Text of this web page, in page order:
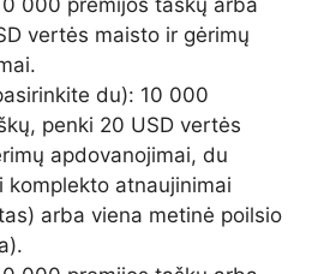
vertės maisto ir gėrimų
du): 10 000
penki 20 USD vertės
apdovanojimai, du
komplekto atnaujinimai
arba viena metinė poilsio